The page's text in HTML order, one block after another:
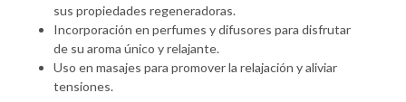
sus propiedades regeneradoras.
Incorporación en perfumes y difusores para disfrutar
de su aroma único y relajante.
Uso en masajes para promover la relajación y aliviar
tensiones.